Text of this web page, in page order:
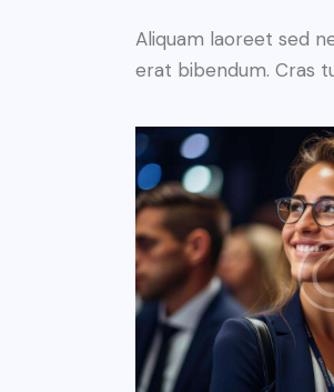
Aliquam laoreet sed
erat bibendum. Cras